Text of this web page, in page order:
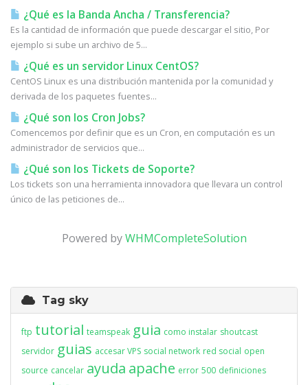
¿Qué es la Banda Ancha / Transferencia?
Es la cantidad de información que puede descargar el sitio, Por
ejemplo si sube un archivo de 5...
¿Qué es un servidor Linux CentOS?
CentOS Linux es una distribución mantenida por la comunidad y
derivada de los paquetes fuentes...
¿Qué son los Cron Jobs?
Comencemos por definir que es un Cron, en computación es un
administrador de servicios que...
¿Qué son los Tickets de Soporte?
Los tickets son una herramienta innovadora que llevara un control
único de las peticiones de...
Powered byWHMCompleteSolution
Tag sky
ftp tutorial teamspeak guia como instalar shoutcast
servidor guias accesar VPS social network red social open
source cancelar ayuda apache error 500 definiciones